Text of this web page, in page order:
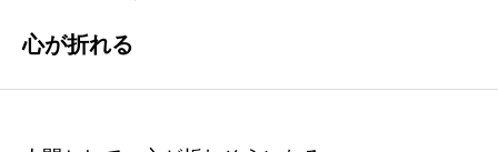
事業内容
心が折れる